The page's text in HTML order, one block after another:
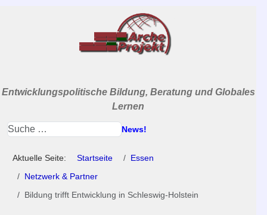
Entwicklungspolitische Bildung, Beratung und Globales
Lernen
News!
Aktuelle Seite: Startseite
Essen
Netzwerk & Partner
Bildung trifft Entwicklung in Schleswig-Holstein